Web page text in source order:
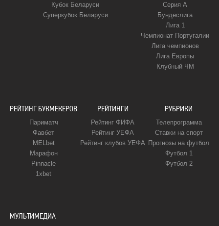
Кубок Беларуси
Суперкубок Беларуси
Серия А
Бундеслига
Лига 1
Чемпионат Португалии
Лига чемпионов
Лига Европы
Клубный ЧМ
РЕЙТИНГ БУКМЕКЕРОВ
Париматч
Фавбет
MELbet
Марафон
Pinnacle
1xbet
РЕЙТИНГИ
Рейтинг ФИФА
Рейтинг УЕФА
Рейтинг клубов УЕФА
РУБРИКИ
Телепрограмма
Ставки на спорт
Прогнозы на футбол
Футбол 1
Футбол 2
МУЛЬТИМЕДИА